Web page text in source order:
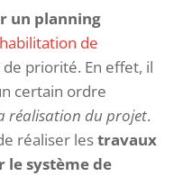
un planning
de
priorité. En effet, il
certain ordre
réalisation du projet.
réaliser lestravaux
le système de